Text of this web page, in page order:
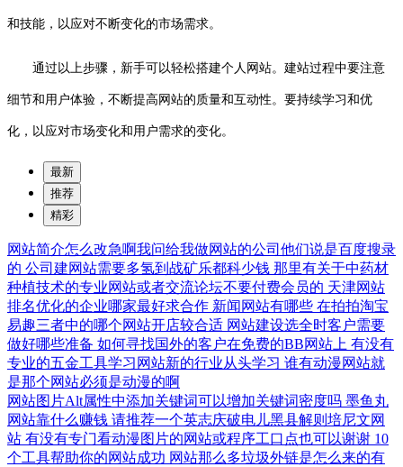
和技能，以应对不断变化的市场需求。
通过以上步骤，新手可以轻松搭建个人网站。建站过程中要注意
细节和用户体验，不断提高网站的质量和互动性。要持续学习和优
化，以应对市场变化和用户需求的变化。
最新
推荐
精彩
网站简介怎么改急啊我问给我做网站的公司他们说是百度搜录
的 公司建网站需要多氢到战矿乐都科少钱 那里有关于中药材
种植技术的专业网站或者交流论坛不要付费会员的 天津网站
排名优化的企业哪家最好求合作 新闻网站有哪些 在拍拍淘宝
易趣三者中的哪个网站开店较合适 网站建设选全时客户需要
做好哪些准备 如何寻找国外的客户在免费的BB网站上 有没有
专业的五金工具学习网站新的行业从头学习 谁有动漫网站就
是那个网站必须是动漫的啊
网站图片Alt属性中添加关键词可以增加关键词密度吗 墨鱼丸
网站靠什么赚钱 请推荐一个英志庆破电儿黑县解则培尼文网
站 有没有专门看动漫图片的网站或程序工口点也可以谢谢 10
个工具帮助你的网站成功 网站那么多垃圾外链是怎么来的有